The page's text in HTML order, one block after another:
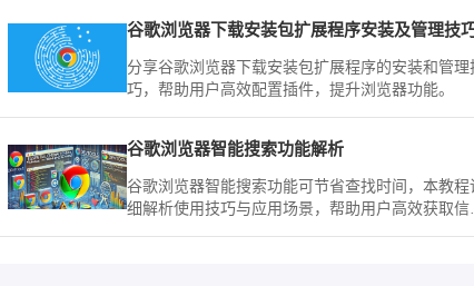
谷歌浏览器下载安装包扩展程序安装及管理技
分享谷歌浏览器下载安装包扩展程序的安装和管理
巧，帮助用户高效配置插件，提升浏览器功能。
谷歌浏览器智能搜索功能解析
谷歌浏览器智能搜索功能可节省查找时间，本教程
细解析使用技巧与应用场景，帮助用户高效获取信